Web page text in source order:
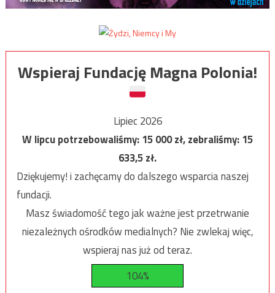
Wspieraj Fundację Magna Polonia!
Lipiec 2026
W lipcu potrzebowaliśmy:15 000zł, zebraliśmy:15
633,5zł.
Dziękujemy! i zachęcamy do dalszego wsparcia naszej
fundacji.
Masz świadomość tego jak ważne jest przetrwanie
niezależnych ośrodków medialnych? Nie zwlekaj więc,
wspieraj nas już od teraz.
104%